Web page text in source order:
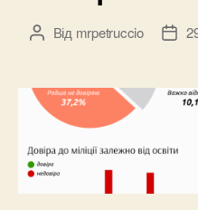
Автор
Від mrpetruccio
Дата